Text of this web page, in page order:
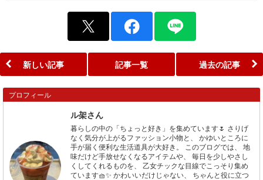
新しい記事 記事一覧 過去の記事
プロフィール
ル架さん
暮らしの中の「ちょっと好き」を集めています🌷 さりげ
なく気分が上がるファッション小物と、 かゆいところに
手が届く便利な生活道具が大好き。 このブログでは、 地
味だけど手放せなくなるアイテムや、 毎日を少しやさし
くしてくれるものを、 乙女チックな目線でこっそり集め
ています🧺✨ かわいいだけじゃない、 ちゃんと役に立つ